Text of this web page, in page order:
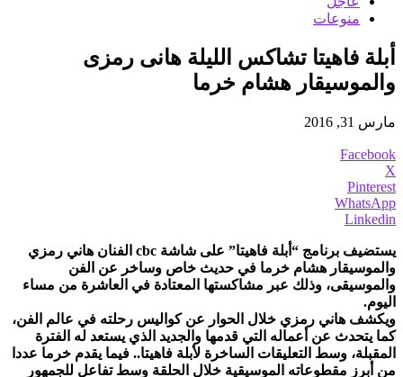
منوعات
أبلة فاهيتا تشاكس الليلة هانى رمزى
والموسيقار هشام خرما
مارس 31, 2016
Facebook
X
Pinterest
WhatsApp
Linkedin
يستضيف برنامج “أبلة فاهيتا” على شاشة cbc الفنان هاني رمزي
والموسيقار هشام خرما في حديث خاص وساخر عن الفن
والموسيقى، وذلك عبر مشاكستها المعتادة في العاشرة من مساء
اليوم.
ويكشف هاني رمزي خلال الحوار عن كواليس رحلته في عالم الفن،
كما يتحدث عن أعماله التي قدمها والجديد الذي يستعد له الفترة
المقبلة، وسط التعليقات الساخرة لأبلة فاهيتا.. فيما يقدم خرما عددا
من أبرز مقطوعاته الموسيقية خلال الحلقة وسط تفاعل للجمهور